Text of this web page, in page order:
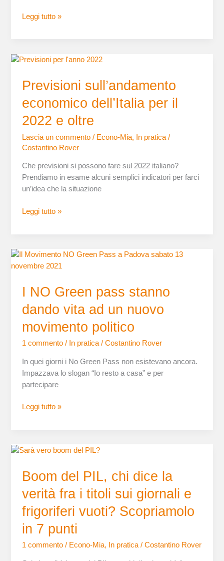
Leggi tutto »
Previsioni sull’andamento
economico dell’Italia per il
2022 e oltre
Lascia un commento / Econo-Mia, In pratica /
Costantino Rover
Che previsioni si possono fare sul 2022 italiano?
Prendiamo in esame alcuni semplici indicatori per farci
un’idea che la situazione
Previsioni
economico
per
il
2022
e
oltre
Leggi tutto »
I NO Green pass stanno
dando vita ad un nuovo
movimento politico
1 commento / In pratica /Costantino Rover
In quei giorni i No Green Pass non esistevano ancora.
Impazzava lo slogan “Io resto a casa” e per
partecipare
I
NO
pass
dando
vita
un
nuovo
movimento
politico
Leggi tutto »
Boom del PIL, chi dice la
verità fra i titoli sui giornali e
frigoriferi vuoti? Scopriamolo
in 7 punti
1 commento / Econo-Mia, In pratica /Costantino Rover
Boom
PIL,
dice
la
verità
fra
i